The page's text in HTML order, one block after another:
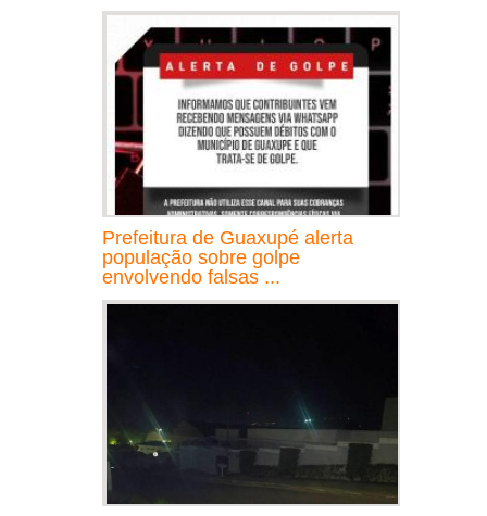
Prefeitura de Guaxupé alerta
população sobre golpe
envolvendo falsas ...